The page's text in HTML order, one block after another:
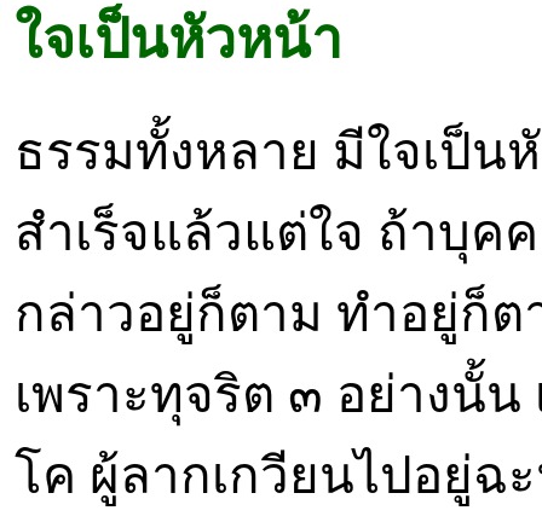
ใจเป็นหัวหน้า
ธรรมทั้งหลาย มีใจเป็น
สำเร็จแล้วแต่ใจ ถ้าบุค
กล่าวอยู่ก็ตาม ทำอยู่ก็
เพราะทุจริต ๓ อย่างนั้
โค ผู้ลากเกวียนไปอยู่ฉ